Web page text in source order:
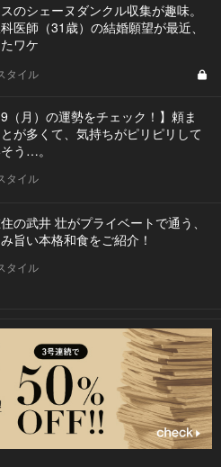
のシェーヌダンクル収集が趣味。
医師（31歳）の結婚願望が最近、
ワケ
タイル
（月）の運勢をチェック！】頼ま
が多くて、気持ちがピリピリして
う…。
タイル
の武井 壮がプライベートで通う、
旨い本格和食をご紹介！
タイル